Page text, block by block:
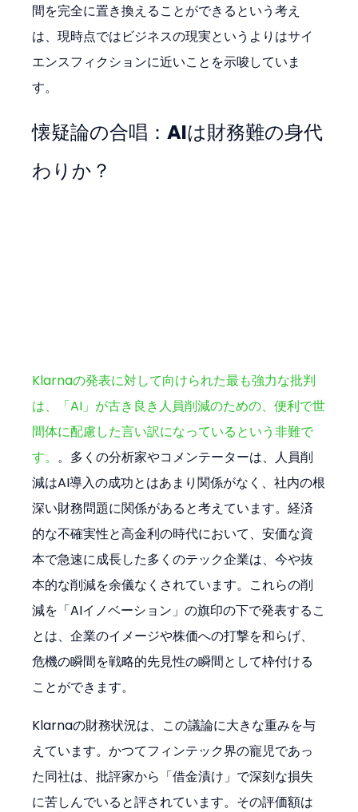
間を完全に置き換えることができるという考え
は、現時点ではビジネスの現実というよりはサイ
エンスフィクションに近いことを示唆していま
す。
懐疑論の合唱：AIは財務難の身代
わりか？
Klarnaの発表に対して向けられた最も強力な批判
は、「AI」が古き良き人員削減のための、便利で世
間体に配慮した言い訳になっているという非難で
す。 。多くの分析家やコメンテーターは、人員削
減はAI導入の成功とはあまり関係がなく、社内の根
深い財務問題に関係があると考えています。経済
的な不確実性と高金利の時代において、安価な資
本で急速に成長した多くのテック企業は、今や抜
本的な削減を余儀なくされています。これらの削
減を「AIイノベーション」の旗印の下で発表するこ
とは、企業のイメージや株価への打撃を和らげ、
危機の瞬間を戦略的先見性の瞬間として枠付ける
ことができます。
Klarnaの財務状況は、この議論に大きな重みを与
えています。かつてフィンテック界の寵児であっ
た同社は、批評家から「借金漬け」で深刻な損失
に苦しんでいると評されています。その評価額は